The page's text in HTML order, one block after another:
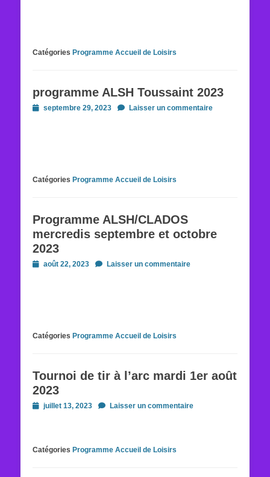
Catégories Programme Accueil de Loisirs
programme ALSH Toussaint 2023
Postedseptembre 29, 2023 Laisser un commentaire
Catégories Programme Accueil de Loisirs
Programme ALSH/CLADOS
mercredis septembre et octobre
2023
Postedaoût 22, 2023 Laisser un commentaire
Catégories Programme Accueil de Loisirs
Tournoi de tir à l’arc mardi 1er août
2023
Postedjuillet 13, 2023 Laisser un commentaire
Catégories Programme Accueil de Loisirs